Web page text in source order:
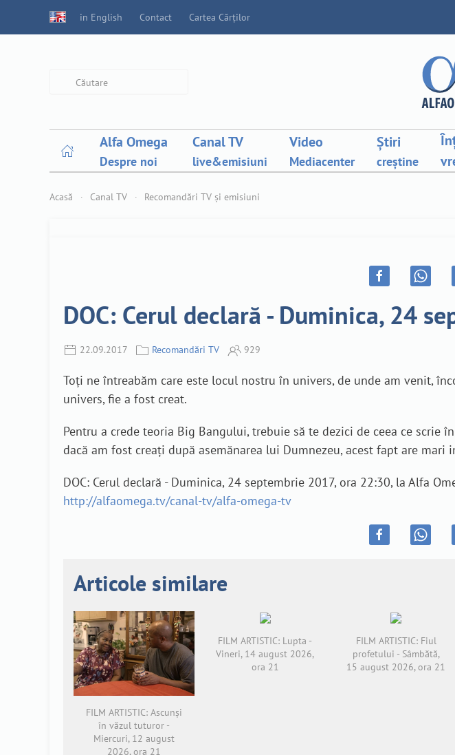
in English Contact Cartea Cărților
Alfa Omega
Despre noi
Canal TV
live&emisiuni
Video
Mediacenter
Știri
creștine
Acasă Canal TV Recomandări TV și emisiuni
DOC: Cerul declară - Duminica, 24
22.09.2017 Recomandări TV 929
Toți ne întreabăm care este locul nostru în univers, de unde am venit,
univers, fie a fost creat.
Pentru a crede teoria Big Bangului, trebuie să te dezici de ceea ce scrie
dacă am fost creați după asemănarea lui Dumnezeu, acest fapt are
DOC: Cerul declară - Duminica, 24 septembrie 2017, ora 22:30, la Alfa
http://alfaomega.tv/canal-tv/alfa-omega-tv
Articole similare
FILM ARTISTIC: Ascunși
în văzul tuturor -
Miercuri, 12 august
2026, ora 21
FILM ARTISTIC: Lupta -
Vineri, 14 august 2026,
ora 21
FILM ARTISTIC: Fiul
profetului - Sâmbătă,
15 august 2026, ora 21